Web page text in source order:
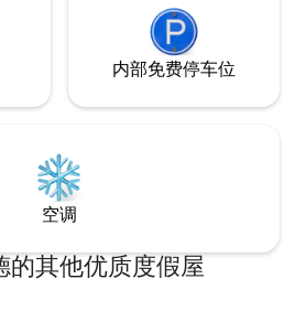
内部免费停车位
空调
的其他优质度假屋